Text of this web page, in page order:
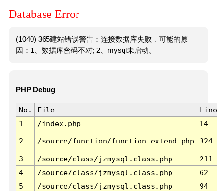
Database Error
(1040) 365建站错误警告：连接数据库失败，可能的原
因：1、数据库密码不对; 2、mysql未启动。
PHP Debug
No. File
Line
1
/index.php 14
2 /source/function/function_extend.php 324
3 /source/class/jzmysql.class.php
211
4
/source/class/jzmysql.class.php
62
5
/source/class/jzmysql.class.php
94